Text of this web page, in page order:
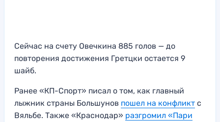
Сейчас на счету Овечкина 885 голов — до
повторения достижения Гретцки остается 9
шайб.
Ранее «КП-Спорт» писал о том, как главный
лыжник страны Большунов пошел на конфликт с
Вяльбе. Также «Краснодар» разгромил «Пари